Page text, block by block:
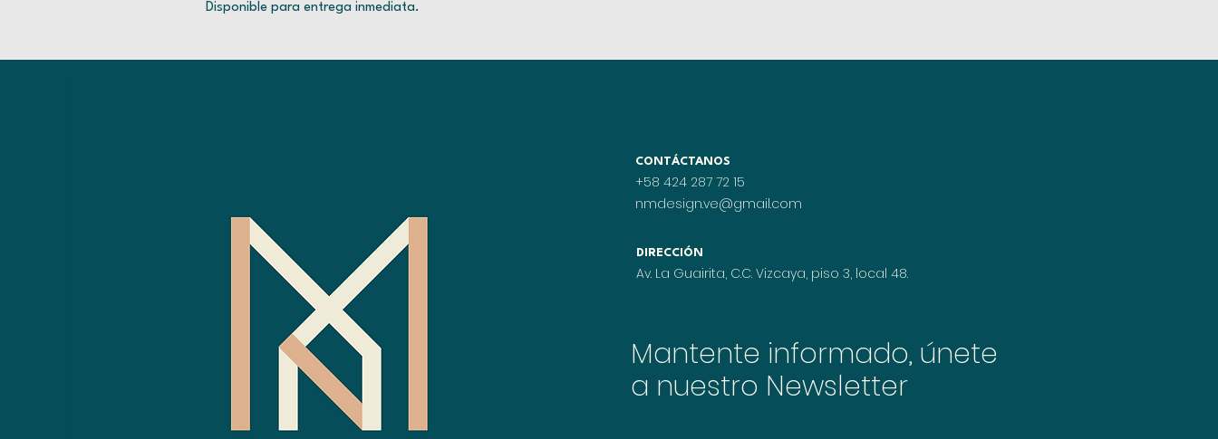
Disponible para entrega inmediata.
CONTÁCTANOS
+58 424 287 72 15
nmdesign.ve@gmail.com
DIRECCIÓN
Av. La Guairita, C.C. Vizcaya, piso 3, local 48.
Mantente informado, únete
a nuestro Newsletter